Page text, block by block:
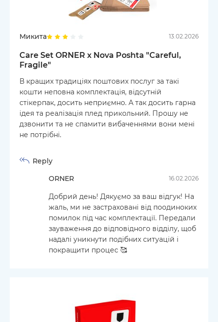
Микита 13.02.2026
Care Set ORNER x Nova Poshta "Careful,
Fragile"
В кращих традиціях поштових послуг за такі
кошти неповна комплектація, відсутній
стікерпак, досить неприємно. А так досить гарна
ідея та реалізація плед прикольний. Прошу не
дзвонити та не спамити вибаченнями вони мені
не потрібні.
Reply
ORNER
16.02.2026
Добрий день! Дякуємо за ваш відгук! На
жаль, ми не застраховані від поодиноких
помилок під час комплектації. Передали
зауваження до відповідного відділу, щоб
надалі уникнути подібних ситуацій і
покращити процес 🥰